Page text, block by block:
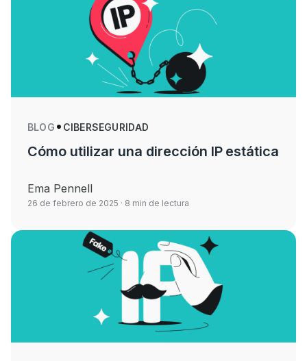
BLOG CIBERSEGURIDAD
Cómo utilizar una dirección IP estática
Ema Pennell
26 de febrero de 2025 · 8 min de lectura